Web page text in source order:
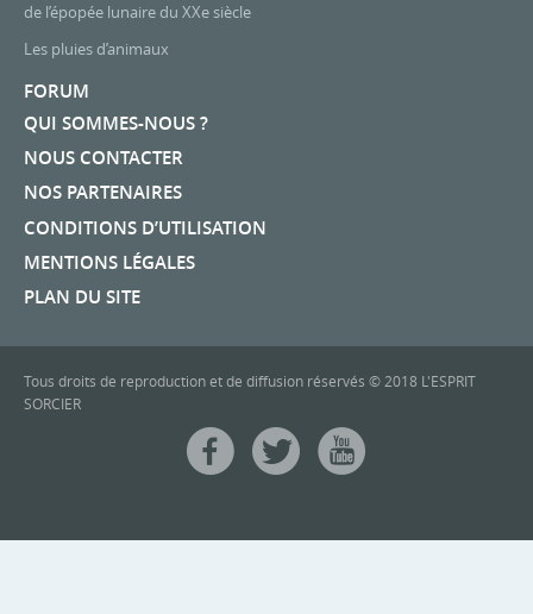
de l’épopée lunaire du XXe siècle
Les pluies d’animaux
FORUM
QUI SOMMES-NOUS ?
NOUS CONTACTER
NOS PARTENAIRES
CONDITIONS D’UTILISATION
MENTIONS LÉGALES
PLAN DU SITE
Tous droits de reproduction et de diffusion réservés © 2018 L'ESPRIT
SORCIER